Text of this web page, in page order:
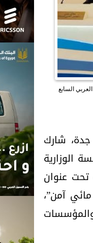
السابع
شارك
الوزارية
تحت عنوان
آمن”،